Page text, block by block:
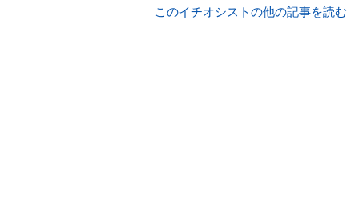
スマホ1つでスキマ時間に効率的に稼ぐ！』（翔泳社刊） ほか著書多
このイチオシストの他の記事を読む